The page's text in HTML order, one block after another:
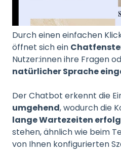
Durch einen einfachen
öffnet sich ein
Nutzer:innen ihre Fragen
natürlicher Sprache
Der Chatbot erkennt die
umgehend, wodurch die
lange Wartezeiten
stehen, ähnlich wie beim
von Ihnen konfigurierten